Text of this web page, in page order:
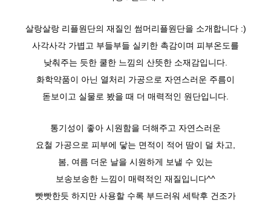
살랑살랑 리플원단의 재질인 썸머리플원단을 소개합니다 :)
사각사각 가볍고 부들부들 실키한 촉감이며 피부온도를
낮춰주는 듯한 쿨한 느낌의 산뜻한 소재감입니다.
화학약품이 아닌 열처리 가공으로 자연스러운 주름이
돋보이고 실물로 봤을 때 더 매력적인 원단입니다.
통기성이 좋아 시원함을 더해주고 자연스러운
요철 가공으로 피부에 닿는 면적이 적어 땀이 덜 차고,
봄, 여름 더운 날을 시원하게 보낼 수 있는
보송보송한 느낌이 매력적인 재질입니다^^
빳빳한듯 하지만 사용할 수록 부드러워 세탁후 건조가